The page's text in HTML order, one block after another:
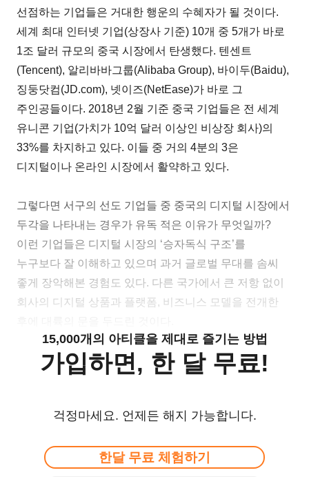
선점하는 기업들은 거대한 행운의 수혜자가 될 것이다.
세계 최대 인터넷 기업(상장사 기준) 10개 중 5개가 바로
1조 달러 규모의 중국 시장에서 탄생했다. 텐센트
(Tencent), 알리바바그룹(Alibaba Group), 바이두(Baidu),
징둥닷컴(JD.com), 넷이즈(NetEase)가 바로 그
주인공들이다. 2018년 2월 기준 중국 기업들은 전 세계
유니콘 기업(가치가 10억 달러 이상인 비상장 회사)의
33%를 차지하고 있다. 이들 중 거의 4분의 3은
디지털이나 온라인 시장에서 활약하고 있다.
그렇다면 서구의 선도 기업들 중 중국의 디지털 시장에서
두각을 나타내는 경우가 유독 적은 이유가 무엇일까?
이런 기업들은 디지털 시장의 ‘승자독식 구조’를
누구보다 잘 이해하고 있으며 과거 글로벌 무대를 솜씨
좋게 장악해본 경험도 있다. 다른 국가에서 큰 저항 없이
회사의 디지털 상품과 플랫폼, 비즈니스 모델을 전개한
15,000개의 아티클을 제대로 즐기는 방법
가입하면, 한 달 무료!
걱정마세요. 언제든 해지 가능합니다.
한달 무료 체험하기